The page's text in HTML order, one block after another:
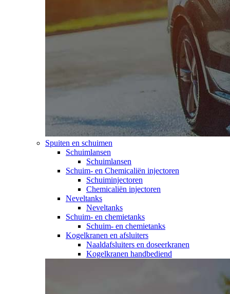
Spuiten en schuimen
Schuimlansen
Schuimlansen
Schuim- en Chemicaliën injectoren
Schuiminjectoren
Chemicaliën injectoren
Neveltanks
Neveltanks
Schuim- en chemietanks
Schuim- en chemietanks
Kogelkranen en afsluiters
Naaldafsluiters en doseerkranen
Kogelkranen handbediend